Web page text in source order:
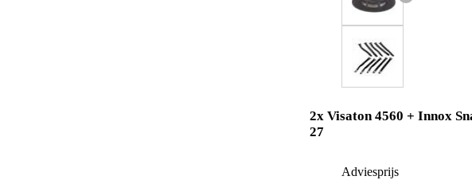
2x Visaton 4560 + Innox
27
Adviesprijs